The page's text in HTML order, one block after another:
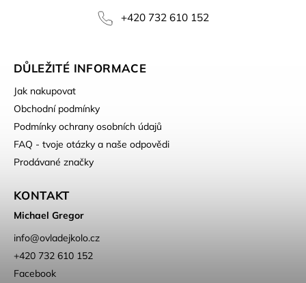
+420 732 610 152
DŮLEŽITÉ INFORMACE
Jak nakupovat
Obchodní podmínky
Podmínky ochrany osobních údajů
FAQ - tvoje otázky a naše odpovědi
Prodávané značky
KONTAKT
Michael Gregor
info@ovladejkolo.cz
+420 732 610 152
Facebook